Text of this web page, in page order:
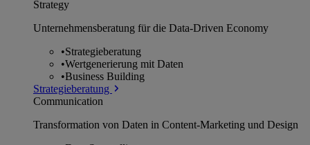
Strategy
Unternehmens­beratung für die Data-Driven Economy
•Strategieberatung
•Wertgenerierung mit Daten
•Business Building
Strategieberatung
Communication
Transformation von Daten in Content-Marketing und Design